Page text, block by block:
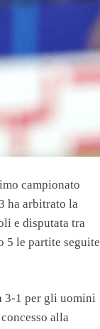
campionato
ha arbitrato la
e disputata tra
5 le partite seguite
3-1 per gli uomini
alla